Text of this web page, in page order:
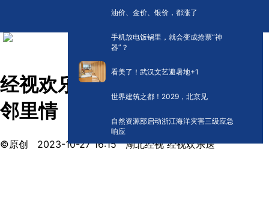
油价、金价、银价，都涨了
手机放电饭锅里，就会变成抢票“神
器”？
看美了！武汉文艺避暑地+1
世界建筑之都！2029，北京见
自然资源部启动浙江海洋灾害三级应急
响应
经视欢乐送丨社区百宝箱 盘活
邻里情
©原创 2023-10-27 16:15 湖北经视 经视欢乐送